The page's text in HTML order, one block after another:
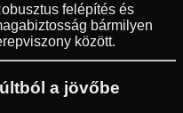
felépítés és
bármilyen
között.
a jövőbe